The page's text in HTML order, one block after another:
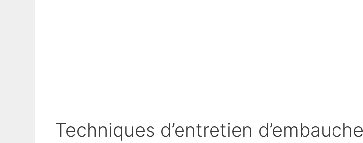
Techniques d’entretien d’embauche